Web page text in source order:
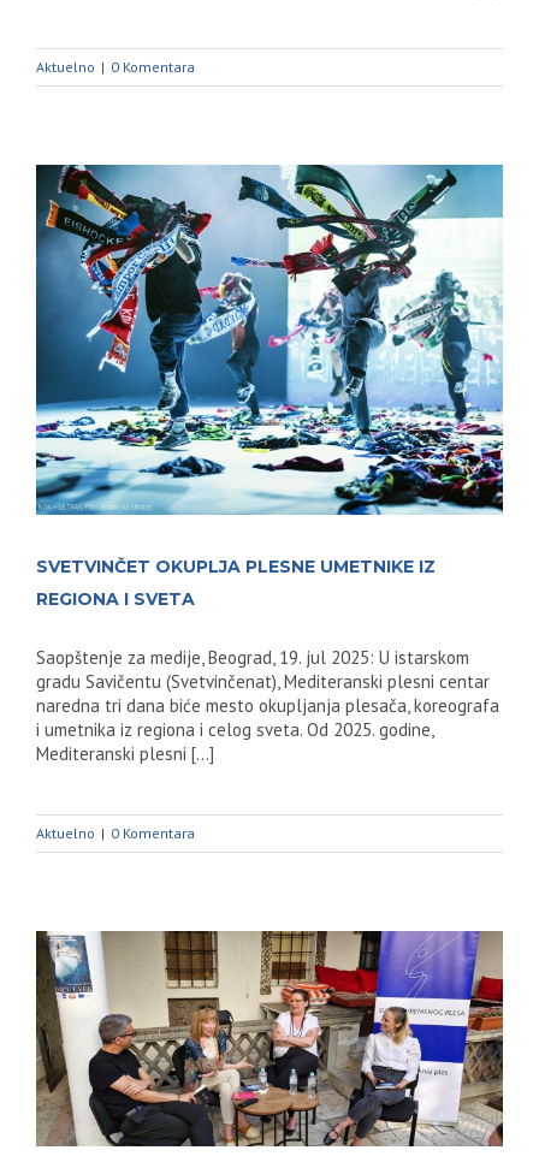
Aktuelno | 0 Komentara
SVETVINČET OKUPLJA PLESNE UMETNIKE IZ
REGIONA I SVETA
Saopštenje za medije, Beograd, 19. jul 2025: U istarskom
gradu Savičentu (Svetvinčenat), Mediteranski plesni centar
naredna tri dana biće mesto okupljanja plesača, koreografa
i umetnika iz regiona i celog sveta. Od 2025. godine,
Mediteranski plesni [...]
Aktuelno | 0 Komentara